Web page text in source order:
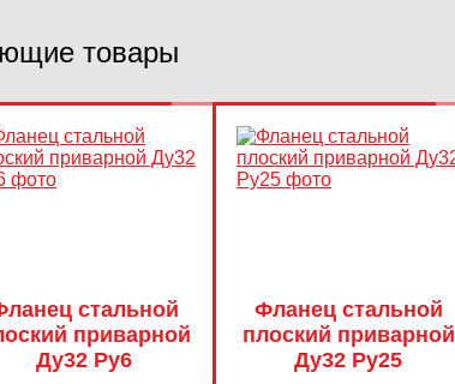
товары
стальной
приварной
Ду32 Ру6
Фланец стальной
плоский приварной
Ду32 Ру25